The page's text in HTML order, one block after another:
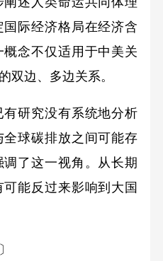
际经济格局在经济含
念不仅适用于中美关
双边、多边关系。
研究没有系统地分析
球碳排放之间可能存
了这一视角。从长期
能反过来影响到大国